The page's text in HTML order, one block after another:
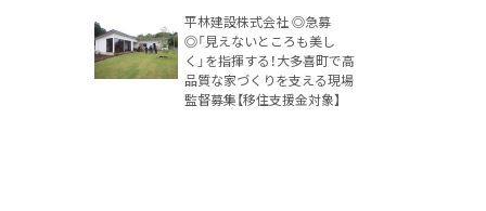
平林建設株式会社 ◎急募
◎「見えないところも美し
く」を指揮する！大多喜町で高
品質な家づくりを支える現場
監督募集【移住支援金対象】